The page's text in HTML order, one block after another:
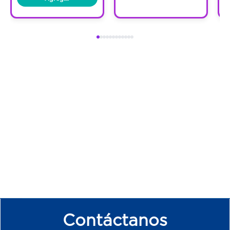
Gel fue especialmente desarrollado para la
lubricación íntima. Garantiza una
Contáctanos